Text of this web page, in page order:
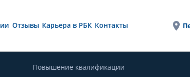
Отзывы Карьера в РБК Контакты
Повышение квалификации